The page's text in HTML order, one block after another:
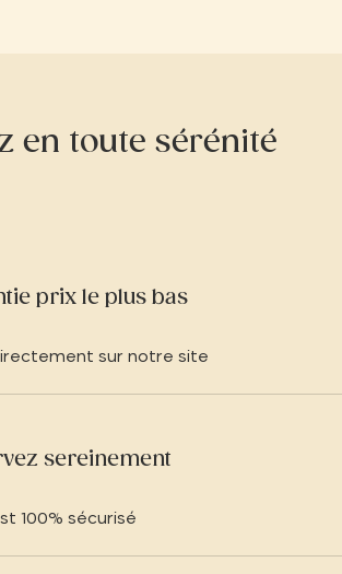
en toute sérénité
prix le plus bas
sur notre site
sereinement
100% sécurisé